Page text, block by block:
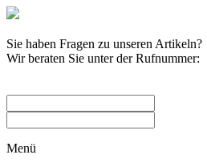
Sie haben Fragen zu unseren Artikeln?
Wir beraten Sie unter der Rufnummer:
Menü